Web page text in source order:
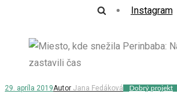
Instagram
29. apríla 2019Autor Jana Fedáková Dobrý projekt